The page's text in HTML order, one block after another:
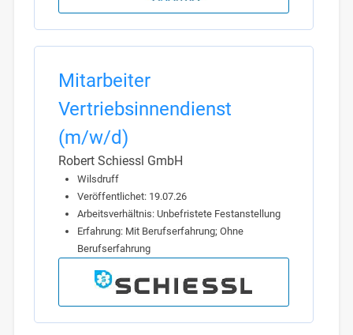
Mitarbeiter
Vertriebsinnendienst
(m/w/d)
Robert Schiessl GmbH
Wilsdruff
Veröffentlichet: 19.07.26
Arbeitsverhältnis: Unbefristete Festanstellung
Erfahrung: Mit Berufserfahrung; Ohne
Berufserfahrung